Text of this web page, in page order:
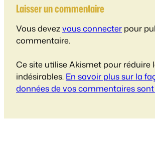
Laisser un commentaire
Vous devezvous connecter pour
commentaire.
Ce site utilise Akismet pour réduire
indésirables. En savoir plus sur la
données de vos commentaires